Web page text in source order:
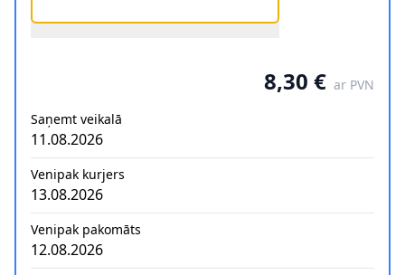
8,30 € ar PVN
Saņemt veikalā
11.08.2026
Venipak kurjers
13.08.2026
Venipak pakomāts
12.08.2026